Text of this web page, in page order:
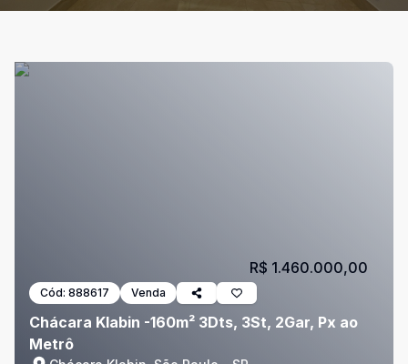
Cód: 888617 Venda
Chácara Klabin -160m² 3Dts, 3St, 2Gar, Px ao
Metrô
R$ 1.460.000,00